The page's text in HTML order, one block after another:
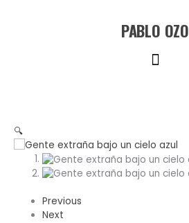
PABLO OZO
Menú
🔍
Previous
Next